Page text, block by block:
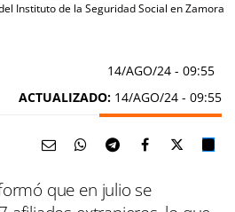
Instituto de la Seguridad Social en Zamora
14/AGO/24 - 09:55
ACTUALIZADO: 14/AGO/24 - 09:55
que en julio se